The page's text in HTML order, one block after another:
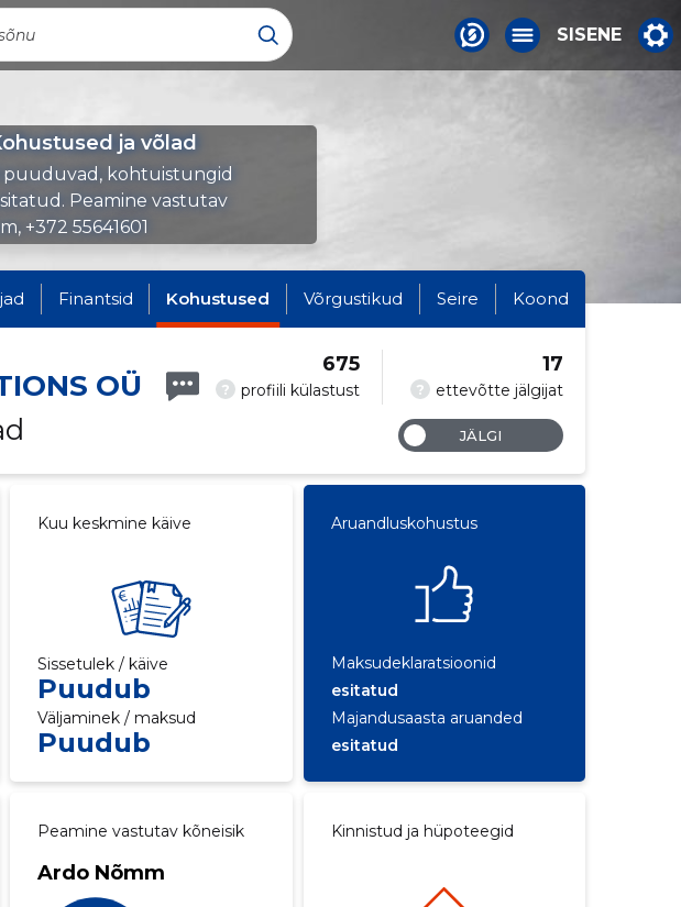
SISENE
ja võlad
kohtuistungid
Peamine vastutav
+372 55641601
Finantsid Kohustused Võrgustikud Seire Koond
OÜ
? profiili külastust
675
? ettevõtte jälgijat
17
JÄLGI
Kuu keskmine käive
Sissetulek / käive
Puudub
Väljaminek / maksud
Puudub
Aruandluskohustus
Maksudeklaratsioonid
esitatud
Majandusaasta aruanded
esitatud
Peamine vastutav kõneisik
Ardo Nõmm
Kinnistud ja hüpoteegid